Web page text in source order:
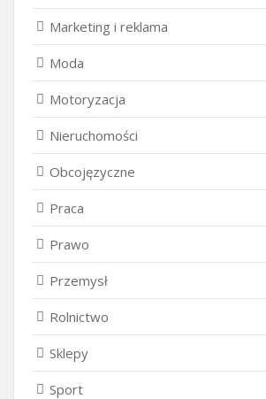
Marketing i reklama
Moda
Motoryzacja
Nieruchomości
Obcojęzyczne
Praca
Prawo
Przemysł
Rolnictwo
Sklepy
Sport